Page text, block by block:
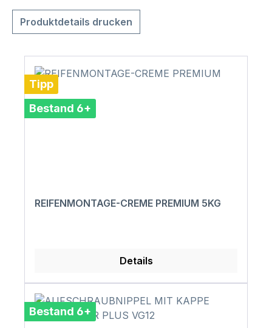
Produktdetails drucken
Tipp
Bestand 6+
REIFENMONTAGE-CREME PREMIUM 5KG
Details
Bestand 6+